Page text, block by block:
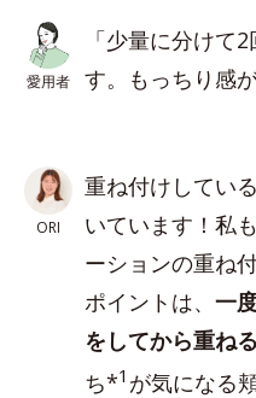
愛用者
「少量に分けて
す。もっちり感
ORI
重ね付けしてい
いています！私
ーションの重ね
ポイントは、 一
をしてから重ね
ち*1 が気になる